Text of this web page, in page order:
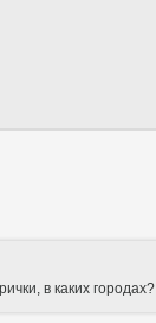
в каких городах?